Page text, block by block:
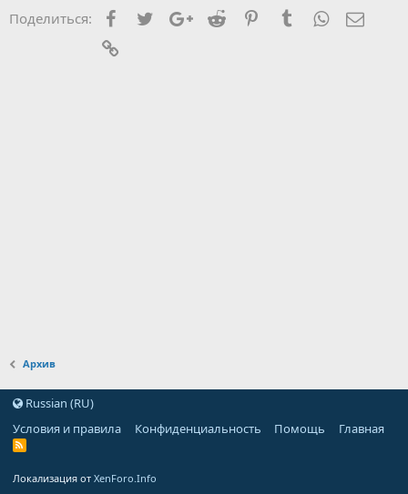
Поделиться: FacebookTwitterGoogle+
Reddit PinterestTumblrWhatsApp
Архив
Russian (RU)
Условия и правила
Конфиденциальность Помощь Главная
Локализация от XenForo.Info